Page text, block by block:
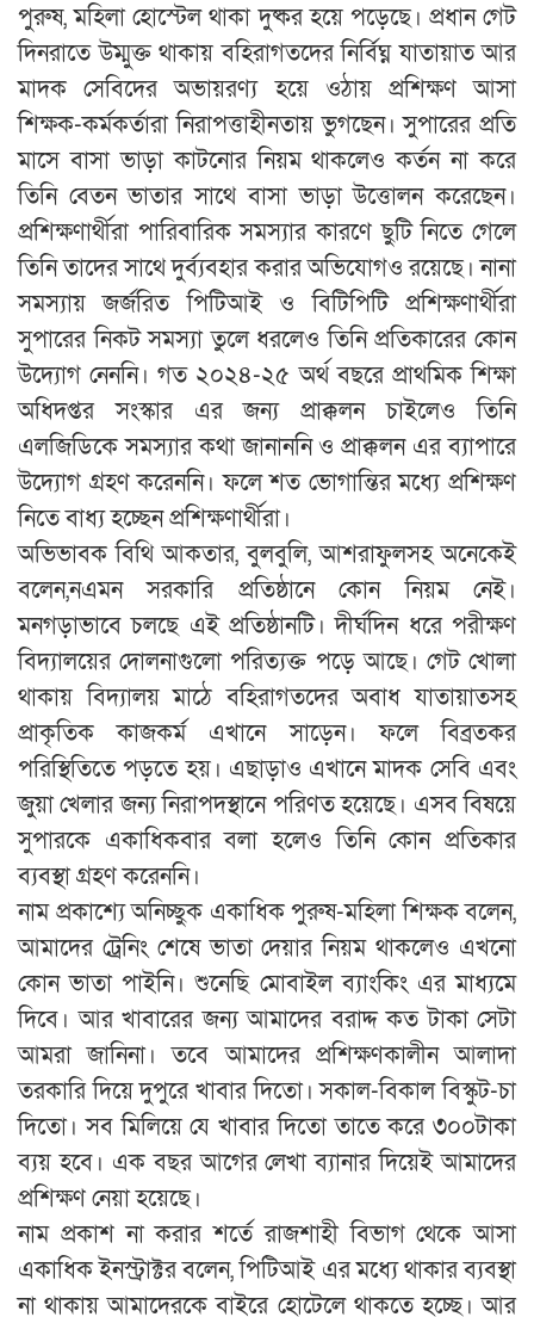
পুরুষ, মহিলা হোস্টেল থাকা দুষ্কর হয়ে পড়েছে। প্রধান গেট
দিনরাতে উম্মুক্ত থাকায় বহিরাগতদের নির্বিঘ্ন যাতায়াত আর
মাদক সেবিদের অভায়রণ্য হয়ে ওঠায় প্রশিক্ষণ আসা
শিক্ষক-কর্মকর্তারা নিরাপত্তাহীনতায় ভুগছেন। সুপারের প্রতি
মাসে বাসা ভাড়া কাটনোর নিয়ম থাকলেও কর্তন না করে
তিনি বেতন ভাতার সাথে বাসা ভাড়া উত্তোলন করেছেন।
প্রশিক্ষণার্থীরা পারিবারিক সমস্যার কারণে ছুটি নিতে গেলে
তিনি তাদের সাথে দুর্ব্যবহার করার অভিযোগও রয়েছে। নানা
সমস্যায় জর্জরিত পিটিআই ও বিটিপিটি প্রশিক্ষণার্থীরা
সুপারের নিকট সমস্যা তুলে ধরলেও তিনি প্রতিকারের কোন
উদ্যোগ নেননি। গত ২০২৪-২৫ অর্থ বছরে প্রাথমিক শিক্ষা
অধিদপ্তর সংস্কার এর জন্য প্রাক্কলন চাইলেও তিনি
এলজিডিকে সমস্যার কথা জানাননি ও প্রাক্কলন এর ব্যাপারে
উদ্যোগ গ্রহণ করেননি। ফলে শত ভোগান্তির মধ্যে প্রশিক্ষণ
নিতে বাধ্য হচ্ছেন প্রশিক্ষণার্থীরা।
অভিভাবক বিথি আকতার, বুলবুলি, আশরাফুলসহ অনেকেই
বলেন,নএমন সরকারি প্রতিষ্ঠানে কোন নিয়ম নেই।
মনগড়াভাবে চলছে এই প্রতিষ্ঠানটি। দীর্ঘদিন ধরে পরীক্ষণ
বিদ্যালয়ের দোলনাগুলো পরিত্যক্ত পড়ে আছে। গেট খোলা
থাকায় বিদ্যালয় মাঠে বহিরাগতদের অবাধ যাতায়াতসহ
প্রাকৃতিক কাজকর্ম এখানে সাড়েন। ফলে বিব্রতকর
পরিস্থিতিতে পড়তে হয়। এছাড়াও এখানে মাদক সেবি এবং
জুয়া খেলার জন্য নিরাপদস্থানে পরিণত হয়েছে। এসব বিষয়ে
সুপারকে একাধিকবার বলা হলেও তিনি কোন প্রতিকার
ব্যবস্থা গ্রহণ করেননি।
নাম প্রকাশ্যে অনিচ্ছুক একাধিক পুরুষ-মহিলা শিক্ষক বলেন,
আমাদের ট্রেনিং শেষে ভাতা দেয়ার নিয়ম থাকলেও এখনো
কোন ভাতা পাইনি। শুনেছি মোবাইল ব্যাংকিং এর মাধ্যমে
দিবে। আর খাবারের জন্য আমাদের বরাদ্দ কত টাকা সেটা
আমরা জানিনা। তবে আমাদের প্রশিক্ষণকালীন আলাদা
তরকারি দিয়ে দুপুরে খাবার দিতো। সকাল-বিকাল বিস্কুট-চা
দিতো। সব মিলিয়ে যে খাবার দিতো তাতে করে ৩০০টাকা
ব্যয় হবে। এক বছর আগের লেখা ব্যানার দিয়েই আমাদের
প্রশিক্ষণ নেয়া হয়েছে।
নাম প্রকাশ না করার শর্তে রাজশাহী বিভাগ থেকে আসা
একাধিক ইনস্ট্রাক্টর বলেন, পিটিআই এর মধ্যে থাকার ব্যবস্থা
না থাকায় আমাদেরকে বাইরে হোটেলে থাকতে হচ্ছে। আর